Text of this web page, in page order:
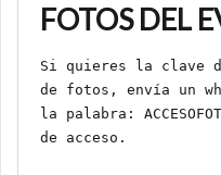
FOTOS DEL
Si quieres la clave
de fotos, envía un
la palabra:
de acceso.